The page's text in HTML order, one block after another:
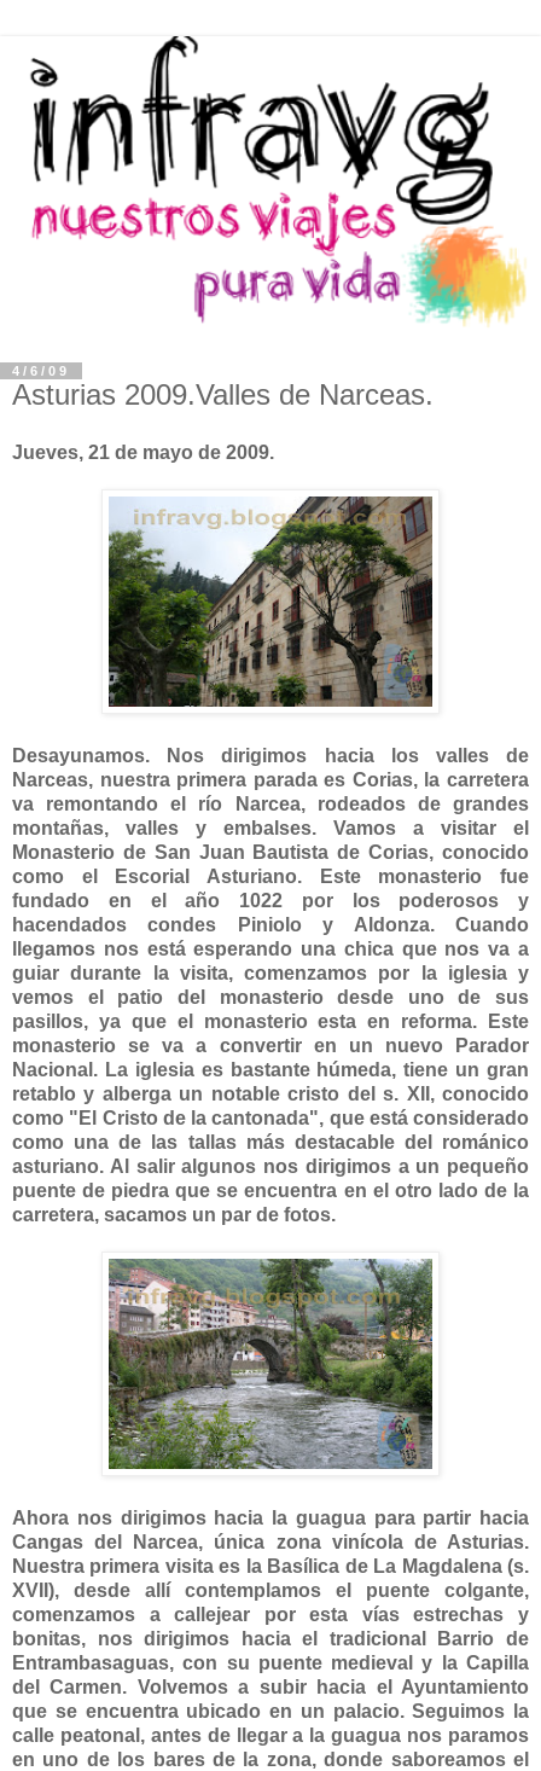
4/6/09
Asturias 2009.Valles de Narceas.
Jueves, 21 de mayo de 2009.
Desayunamos. Nos dirigimos hacia los valles de
Narceas, nuestra primera parada es Corias, la carretera
va remontando el río Narcea, rodeados de grandes
montañas, valles y embalses. Vamos a visitar el
Monasterio de San Juan Bautista de Corias, conocido
como el Escorial Asturiano. Este monasterio fue
fundado en el año 1022 por los poderosos y
hacendados condes Piniolo y Aldonza. Cuando
llegamos nos está esperando una chica que nos va a
guiar durante la visita, comenzamos por la iglesia y
vemos el patio del monasterio desde uno de sus
pasillos, ya que el monasterio esta en reforma. Este
monasterio se va a convertir en un nuevo Parador
Nacional. La iglesia es bastante húmeda, tiene un gran
retablo y alberga un notable cristo del s. XII, conocido
como "El Cristo de la cantonada", que está considerado
como una de las tallas más destacable del románico
asturiano. Al salir algunos nos dirigimos a un pequeño
puente de piedra que se encuentra en el otro lado de la
carretera, sacamos un par de fotos.
Ahora nos dirigimos hacia la guagua para partir hacia
Cangas del Narcea, única zona vinícola de Asturias.
Nuestra primera visita es la Basílica de La Magdalena (s.
XVII), desde allí contemplamos el puente colgante,
comenzamos a callejear por esta vías estrechas y
bonitas, nos dirigimos hacia el tradicional Barrio de
Entrambasaguas, con su puente medieval y la Capilla
del Carmen. Volvemos a subir hacia el Ayuntamiento
que se encuentra ubicado en un palacio. Seguimos la
calle peatonal, antes de llegar a la guagua nos paramos
en uno de los bares de la zona, donde saboreamos el